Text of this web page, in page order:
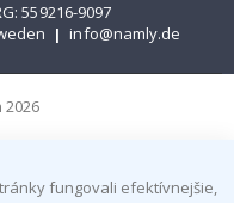
559216-9097
| info@namly.de
fungovali efektívnejšie,